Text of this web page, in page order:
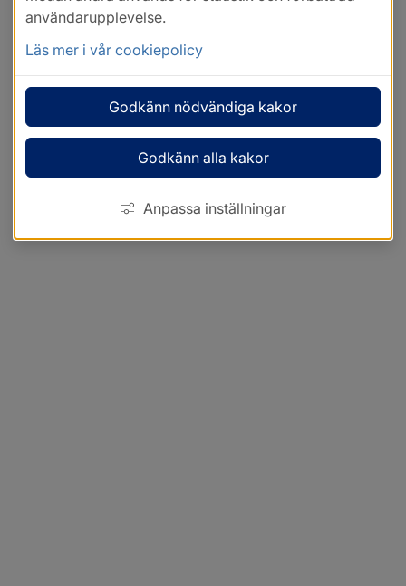
användarupplevelse.
Läs mer i vår cookiepolicy
Godkänn nödvändiga kakor
Godkänn alla kakor
Anpassa inställningar